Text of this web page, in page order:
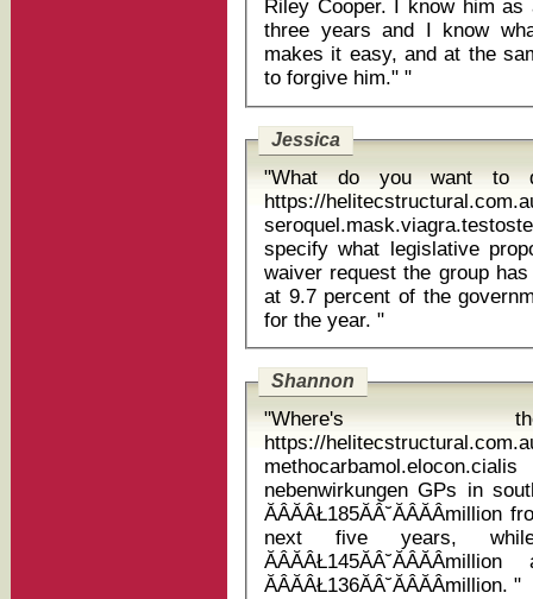
Riley Cooper. I know him
three years and I know
makes it easy, and at the
to forgive him." "
Jessica
"What do you want to
https://
seroquel.mask.viagra.testosterone
specify what legislative
waiver request the group
at 9.7 percent of the
for the year. "
Shannon
"Where's
https://
nebenwirkungen GPs in south-east London will have to set aside
next five years,
ĂÂĂÂŁ136ĂÂ˘ĂÂĂÂmillion. "